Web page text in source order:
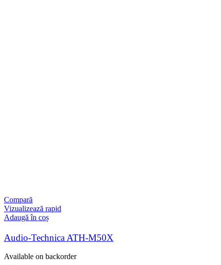
Compară
Vizualizează rapid
Adaugă în coș
Audio-Technica ATH-M50X
Available on backorder